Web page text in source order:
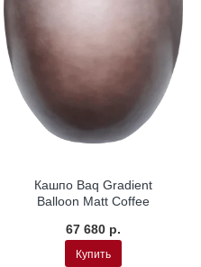
Кашпо Baq Gradient
Balloon Matt Coffee
67 680 р.
Купить